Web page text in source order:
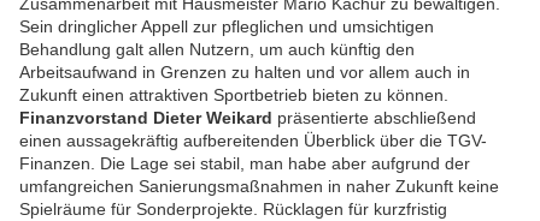
Sein dringlicher Appell zur pfleglichen und umsichtigen
Behandlung galt allen Nutzern, um auch künftig den
Arbeitsaufwand in Grenzen zu halten und vor allem auch in
Zukunft einen attraktiven Sportbetrieb bieten zu können.
Finanzvorstand Dieter Weikard präsentierte abschließend
einen aussagekräftig aufbereitenden Überblick über die TGV-
Finanzen. Die Lage sei stabil, man habe aber aufgrund der
umfangreichen Sanierungsmaßnahmen in naher Zukunft keine
Spielräume für Sonderprojekte. Rücklagen für kurzfristig